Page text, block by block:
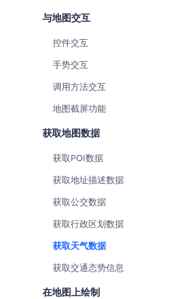
与地图交互
控件交互
手势交互
调用方法交互
地图截屏功能
获取地图数据
获取POI数据
获取地址描述数据
获取公交数据
获取行政区划数据
获取天气数据
获取交通态势信息
在地图上绘制